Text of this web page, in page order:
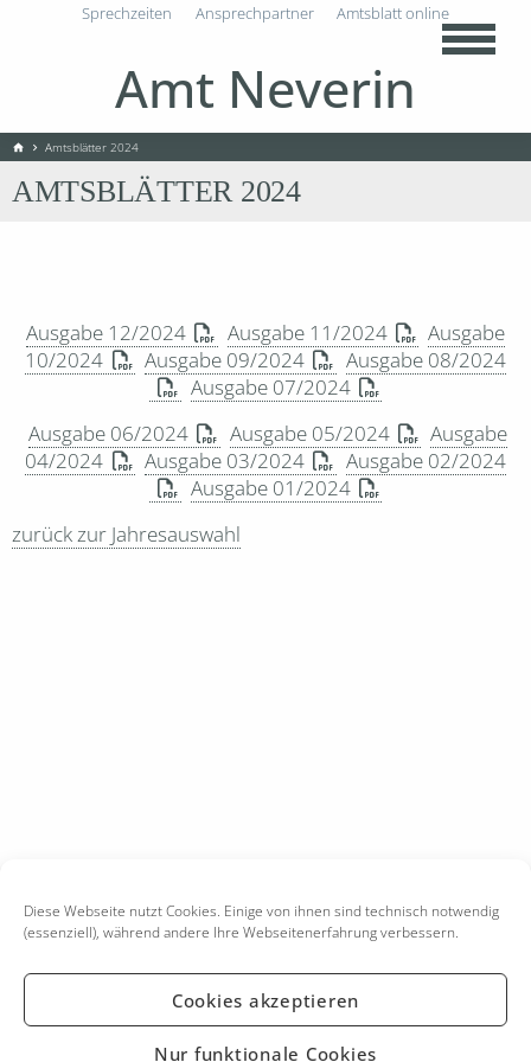
Diese Webseite nutzt Cookies. Einige von ihnen sind technisch notwendig
(essenziell), während andere Ihre Webseitenerfahrung verbessern.
Cookies akzeptieren
Nur funktionale Cookies
Amt Neverin
Sprechzeiten Ansprechpartner Amtsblatt online
home chevron_right Amtsblätter 2024
AMTSBLÄTTER 2024
Ausgabe 12/2024 Ausgabe 11/2024
Ausgabe
10/2024
Ausgabe 09/2024
Ausgabe 08/2024
Ausgabe 07/2024
Ausgabe 06/2024
Ausgabe 05/2024
Ausgabe
04/2024
Ausgabe 03/2024
Ausgabe 02/2024
Ausgabe 01/2024
zurück zur Jahresauswahl
KONTAKT
IMPRESSUM